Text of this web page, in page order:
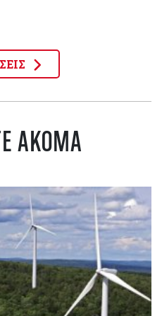
ΑΚΟΜΑ